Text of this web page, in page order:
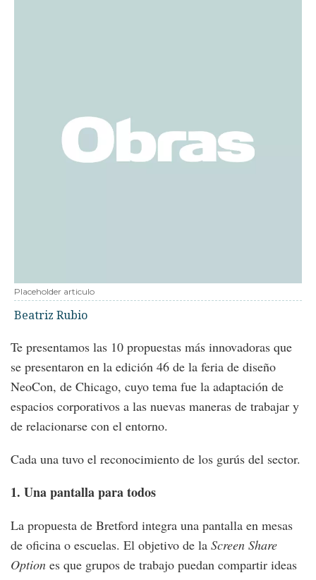
Placeholder articulo
Beatriz Rubio
Te presentamos las 10 propuestas más innovadoras que
se presentaron en la edición 46 de la feria de diseño
NeoCon, de Chicago, cuyo tema fue la adaptación de
espacios corporativos a las nuevas maneras de trabajar y
de relacionarse con el entorno.
Cada una tuvo el reconocimiento de los gurús del sector.
1. Una pantalla para todos
La propuesta de Bretford integra una pantalla en mesas
de oficina o escuelas. El objetivo de la Screen Share
Option es que grupos de trabajo puedan compartir ideas